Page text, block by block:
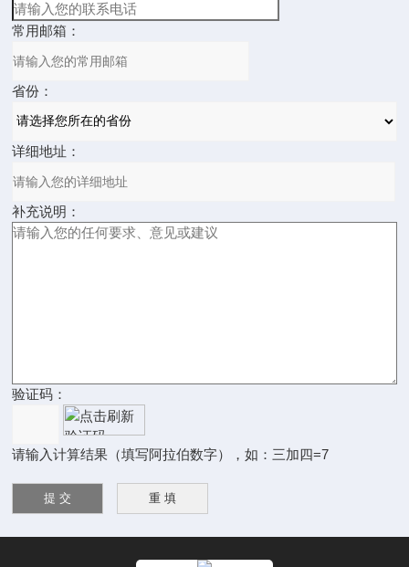
常用邮箱：
省份：
详细地址：
补充说明：
验证码：
请输入计算结果（填写阿拉伯数字），如：三加四=7